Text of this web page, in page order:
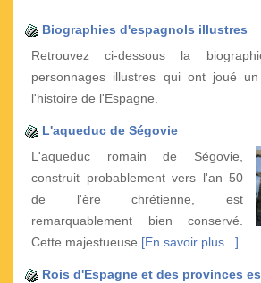
Biographies d'espagnols illustres
Retrouvez ci-dessous la
personnages illustres qui ont joué
l'histoire de l'Espagne.
L'aqueduc de Ségovie
L'aqueduc romain de Ségovie,
construit probablement vers l'an 50
de l'ère chrétienne, est
remarquablement bien conservé.
Cette majestueuse [En savoir plus...]
Rois d'Espagne et des provinces